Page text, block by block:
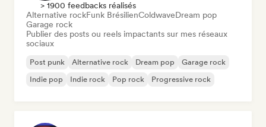
> 1900 feedbacks réalisés
Alternative rockFunk BrésilienColdwaveDream pop
Garage rock
Publier des posts ou reels impactants sur mes réseaux
sociaux
Post punk Alternative rock Dream pop
Garage rock
Indie pop
Indie rock Pop rock Progressive rock